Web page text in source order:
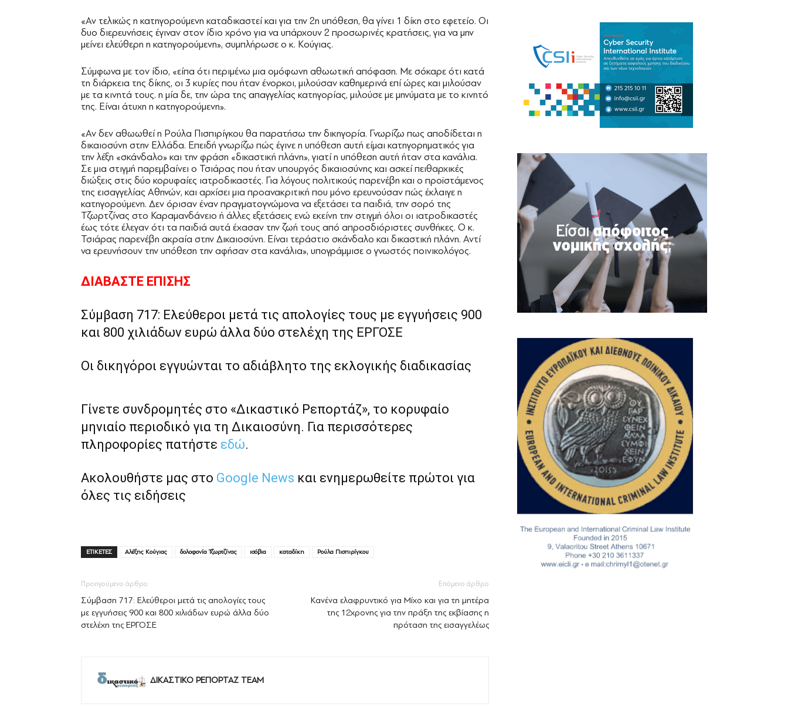
«Αν τελικώς η κατηγορούμενη καταδικαστεί και για την 2η υπόθεση, θα γίνει 1 δίκη στο εφετείο. Οι
δυο διερευνήσεις έγιναν στον ίδιο χρόνο για να υπάρχουν 2 προσωρινές κρατήσεις, για να μην
μείνει ελεύθερη η κατηγορούμενη», συμπλήρωσε ο κ. Κούγιας.
Σύμφωνα με τον ίδιο, «είπα ότι περιμένω μια ομόφωνη αθωωτική απόφαση. Με σόκαρε ότι κατά
τη διάρκεια της δίκης, οι 3 κυρίες που ήταν ένορκοι, μιλούσαν καθημερινά επί ώρες και μιλούσαν
με τα κινητά τους. η μία δε, την ώρα της απαγγελίας κατηγορίας, μιλούσε με μηνύματα με το κινητό
της. Είναι άτυχη η κατηγορούμενη».
«Αν δεν αθωωθεί η Ρούλα Πισπιρίγκου θα παρατήσω την δικηγορία. Γνωρίζω πως αποδίδεται η
δικαιοσύνη στην Ελλάδα. Επειδή γνωρίζω πώς έγινε η υπόθεση αυτή είμαι κατηγορηματικός για
την λέξη «σκάνδαλο» και την φράση «δικαστική πλάνη», γιατί η υπόθεση αυτή ήταν στα κανάλια.
Σε μια στιγμή παρεμβαίνει ο Τσιάρας που ήταν υπουργός δικαιοσύνης και ασκεί πειθαρχικές
διώξεις στις δύο κορυφαίες ιατροδικαστές. Για λόγους πολιτικούς παρενέβη και ο προϊστάμενος
της εισαγγελίας Αθηνών, και αρχίσει μια προανακριτική που μόνο ερευνούσαν πώς έκλαιγε η
κατηγορούμενη. Δεν όρισαν έναν πραγματογνώμονα να εξετάσει τα παιδιά, την σορό της
Τζωρτζίνας στο Καραμανδάνειο ή άλλες εξετάσεις ενώ εκείνη την στιγμή όλοι οι ιατροδικαστές
έως τότε έλεγαν ότι τα παιδιά αυτά έχασαν την ζωή τους από απροσδιόριστες συνθήκες. Ο κ.
Τσιάρας παρενέβη ακραία στην Δικαιοσύνη. Είναι τεράστιο σκάνδαλο και δικαστική πλάνη. Αντί
να ερευνήσουν την υπόθεση την αφήσαν στα κανάλια», υπογράμμισε ο γνωστός ποινικολόγος.
ΔΙΑΒΑΣΤΕ ΕΠΙΣΗΣ
Σύμβαση 717: Ελεύθεροι μετά τις απολογίες τους με εγγυήσεις 900
και 800 χιλιάδων ευρώ άλλα δύο στελέχη της ΕΡΓΟΣΕ
Οι δικηγόροι εγγυώνται το αδιάβλητο της εκλογικής διαδικασίας
Γίνετε συνδρομητές στο «Δικαστικό Ρεπορτάζ», το κορυφαίο
μηνιαίο περιοδικό για τη Δικαιοσύνη. Για περισσότερες
πληροφορίες πατήστε εδώ.
Ακολουθήστε μας στο Google News και ενημερωθείτε πρώτοι για
όλες τις ειδήσεις
ΕΤΙΚΕΤΕΣ Αλέξης Κούγιας δολοφονία Τζωρτζίνας ισόβια καταδίκη Ρούλα Πισπιρίγκου
Προηγούμενο άρθρο
Σύμβαση 717: Ελεύθεροι μετά τις απολογίες τους
με εγγυήσεις 900 και 800 χιλιάδων ευρώ άλλα δύο
στελέχη της ΕΡΓΟΣΕ
Επόμενο άρθρο
Κανένα ελαφρυντικό για Μίχο και για τη μητέρα
της 12χρονης για την πράξη της εκβίασης η
πρόταση της εισαγγελέως
ΔΙΚΑΣΤΙΚΟ ΡΕΠΟΡΤΑΖ TEAM